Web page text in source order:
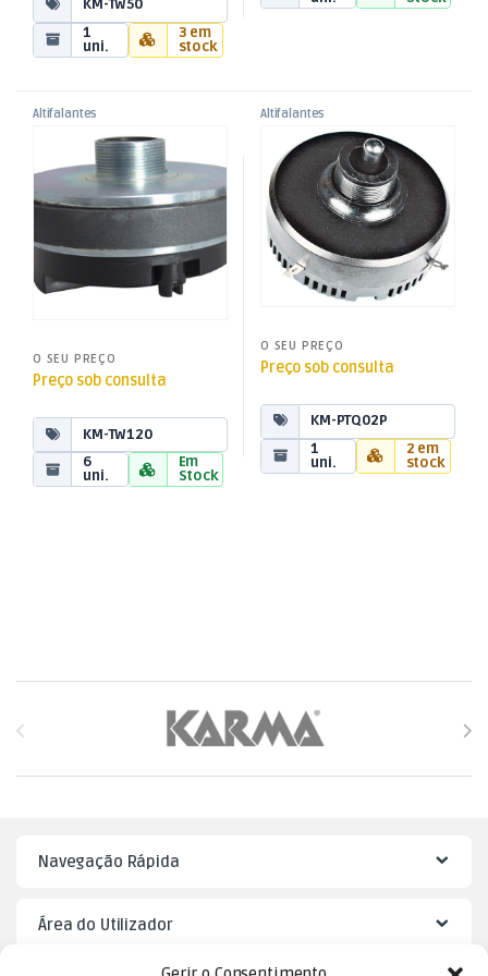
KM-TW50
1
uni.
3 em
stock
Altifalantes
Tweeters
Tweeter Driver Compressão
120W 8ohm
O SEU PREÇO
Preço sob consulta
KM-TW120
6
uni.
Em
Stock
Altifalantes
Som e Luz
Tweeters
Tweeter Piezo Driver 80W
8ohm
O SEU PREÇO
Preço sob consulta
KM-PTQ02P
1
uni.
2 em
stock
Brands Carousel
Navegação Rápida
Área do Utilizador